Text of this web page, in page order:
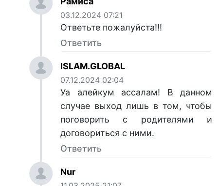
03.12.2024 07:21
Ответьте пожалуйста!!!
Ответить
ISLAM.GLOBAL
07.12.2024 02:04
Уа алейкум ассалам! В данном
случае выход лишь в том, чтобы
поговорить с родителями и
договориться с ними.
Ответить
Nur